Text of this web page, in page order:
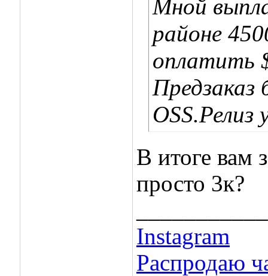
Мной
районе
оплатить
Предзаказ
В итоге вам
просто 3к?
Instagram
Распродаю